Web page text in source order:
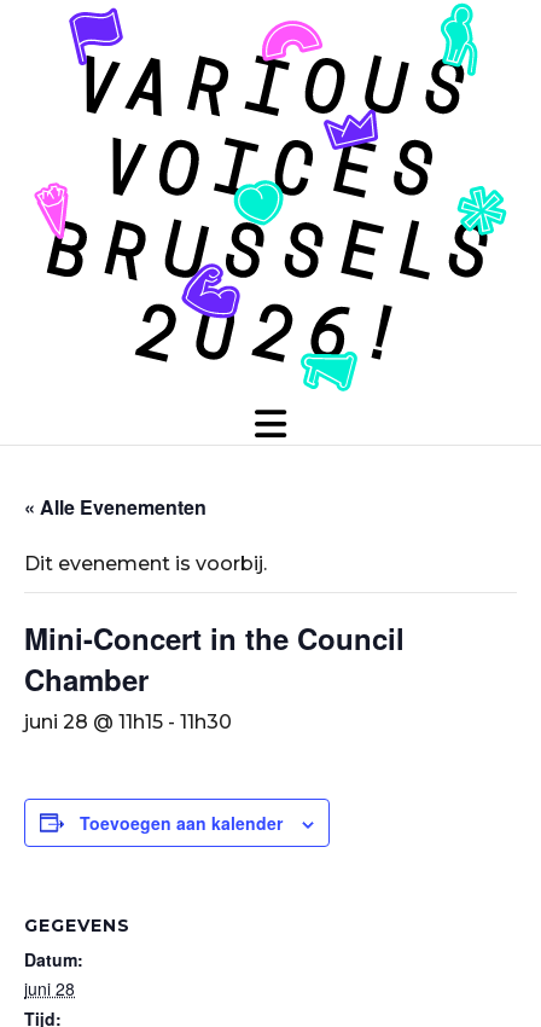
« Alle Evenementen
Dit evenement is voorbij.
Mini-Concert in the Council
Chamber
juni 28 @ 11h15 - 11h30
Toevoegen aan kalender
GEGEVENS
Datum:
juni 28
Tijd: